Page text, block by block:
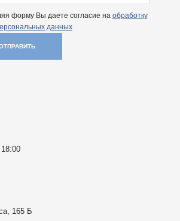
форму Вы даете согласие на обработку
данных
165 Б